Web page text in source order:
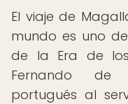
El viaje de
mundo es uno
de la Era de los
Fernando de
portugués al